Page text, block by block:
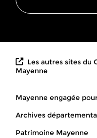
Les autres sites du
Mayenne
Mayenne engagée
Archives
Patrimoine Mayenne